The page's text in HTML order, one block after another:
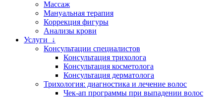
Массаж
Мануальная терапия
Коррекция фигуры
Анализы крови
Услуги ↓
Консультации специалистов
Консультация трихолога
Консультация косметолога
Консультация дерматолога
Трихология: диагностика и лечение волос
Чек-ап программы при выпадении волос